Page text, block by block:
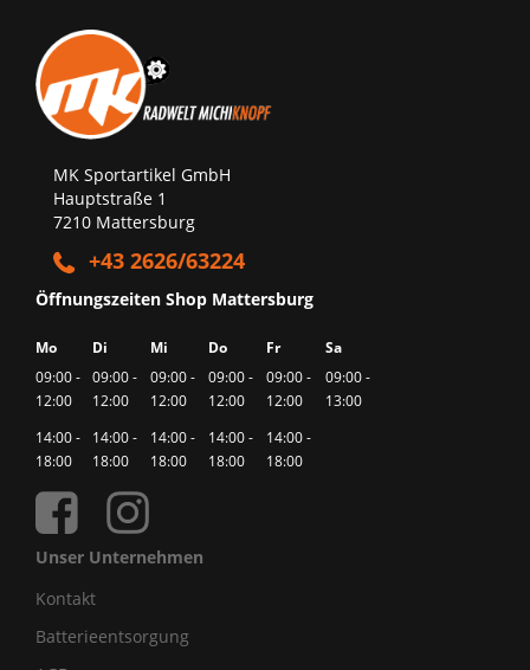
MK Sportartikel GmbH
Hauptstraße 1
7210 Mattersburg
+43 2626/63224
Öffnungszeiten Shop Mattersburg
Mo Di Mi Do Fr
Sa
09:00 -
12:00
09:00 -
12:00
09:00 -
12:00
09:00 -
12:00
09:00 -
12:00
09:00 -
13:00
14:00 -
18:00
14:00 -
18:00
14:00 -
18:00
14:00 -
18:00
14:00 -
18:00
Unser Unternehmen
Kontakt
Batterieentsorgung